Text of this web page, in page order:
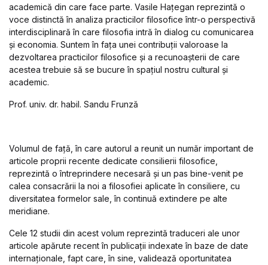
academică din care face parte. Vasile Hațegan reprezintă o
voce distinctă în analiza practicilor filosofice într-o perspectivă
interdisciplinară în care filosofia intră în dialog cu comunicarea
și economia. Suntem în fața unei contribuții valoroase la
dezvoltarea practicilor filosofice și a recunoașterii de care
acestea trebuie să se bucure în spațiul nostru cultural și
academic.
Prof. univ. dr. habil. Sandu Frunză
Volumul de față, în care autorul a reunit un număr important de
articole proprii recente dedicate consilierii filosofice,
reprezintă o întreprindere necesară și un pas bine-venit pe
calea consacrării la noi a filosofiei aplicate în consiliere, cu
diversitatea formelor sale, în continuă extindere pe alte
meridiane.
Cele 12 studii din acest volum reprezintă traduceri ale unor
articole apărute recent în publicații indexate în baze de date
internaționale, fapt care, în sine, validează oportunitatea